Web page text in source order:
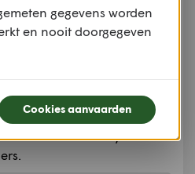
In 2007 telde Avinyonet de
gegevens worden
en nooit doorgegeven
Cookies aanvaarden